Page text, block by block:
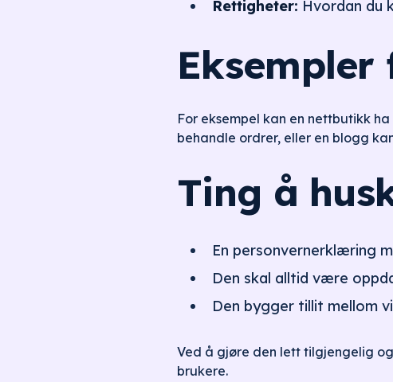
Rettigheter: Hvordan du
For eksempel kan en nettbutikk
behandle ordrer, eller en blogg
Ting å
En personvernerklæring
Den skal alltid være
Den bygger tillit mellom
Ved å gjøre den lett tilgjengelig
brukere.